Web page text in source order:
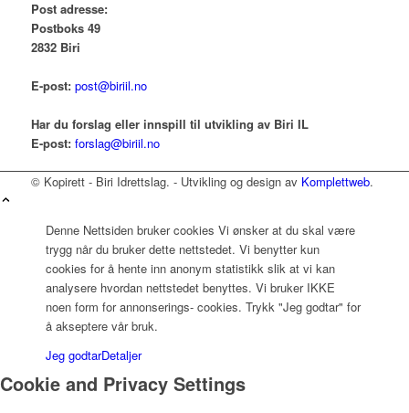
Post adresse:
Postboks 49
2832 Biri
E-post: post@biriil.no
Har du forslag eller innspill til utvikling av Biri IL
E-post: forslag@biriil.no
© Kopirett - Biri Idrettslag. - Utvikling og design av Komplettweb.
Denne Nettsiden bruker cookies Vi ønsker at du skal være
trygg når du bruker dette nettstedet. Vi benytter kun
cookies for å hente inn anonym statistikk slik at vi kan
analysere hvordan nettstedet benyttes. Vi bruker IKKE
noen form for annonserings- cookies. Trykk "Jeg godtar" for
å akseptere vår bruk.
Jeg godtarDetaljer
Cookie and Privacy Settings